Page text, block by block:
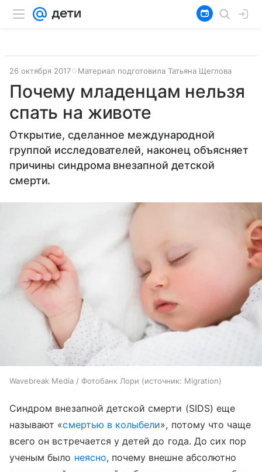
26 октября 2017 Материал подготовила Татьяна Щеглова
Почему младенцам нельзя
спать на животе
Открытие, сделанное международной
группой исследователей, наконец объясняет
причины синдрома внезапной детской
смерти.
Wavebreak Media / Фотобанк Лори источник: Migration
Синдром внезапной детской смерти (SIDS) еще
называют «смертью в колыбели», потому что чаще
всего он встречается у детей до года. До сих пор
ученым было неясно, почему внешне абсолютно